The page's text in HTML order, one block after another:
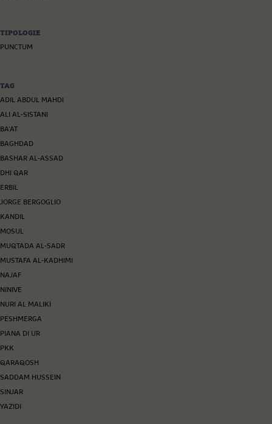
TIPOLOGIE
PUNCTUM
TAG
ADIL ABDUL MAHDI
ALI AL-SISTANI
BA'AT
BAGHDAD
BASHAR AL-ASSAD
DHI QAR
ERBIL
JORGE BERGOGLIO
KANDIL
MOSUL
MUQTADA AL-SADR
MUSTAFA AL-KADHIMI
NAJAF
NINIVE
NURI AL MALIKI
PESHMERGA
PIANA DI UR
PKK
QARAQOSH
SADDAM HUSSEIN
SINJAR
YAZIDI